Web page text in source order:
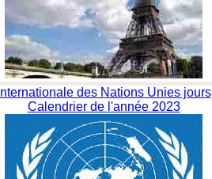
Internationale des Nations Unies jours
Calendrier de l'année 2023